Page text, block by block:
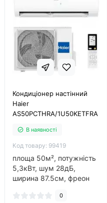
Кондиціонер настінний
Haier
AS50PCTHRA/1U50KETFRA
В наявності
Код товару: 99419
площа 50м², потужність
5,3кВт, шум 28дБ,
ширина 87.5см, фреон
інвертор так, обігрів до
0